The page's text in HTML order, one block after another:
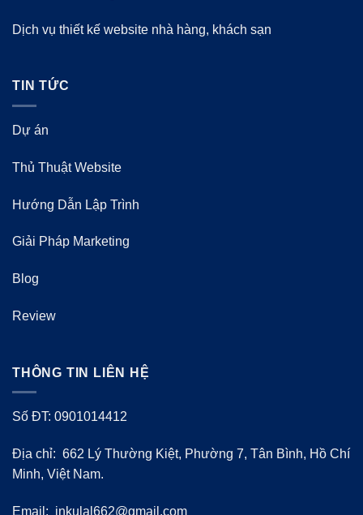
Dịch vụ thiết kế website nhà hàng, khách sạn
TIN TỨC
Dự án
Thủ Thuật Website
Hướng Dẫn Lập Trình
Giải Pháp Marketing
Blog
Review
THÔNG TIN LIÊN HỆ
Số ĐT: 0901014412
Địa chỉ: 662 Lý Thường Kiệt, Phường 7, Tân Bình, Hồ Chí
Minh, Việt Nam.
Email: inkulal662@gmail.com